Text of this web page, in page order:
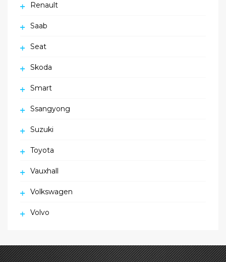
Renault
Saab
Seat
Skoda
Smart
Ssangyong
Suzuki
Toyota
Vauxhall
Volkswagen
Volvo